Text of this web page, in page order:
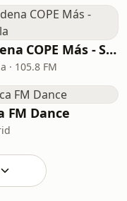
Cadena COPE Más - Sevilla
· 105.8 FM
FM Dance